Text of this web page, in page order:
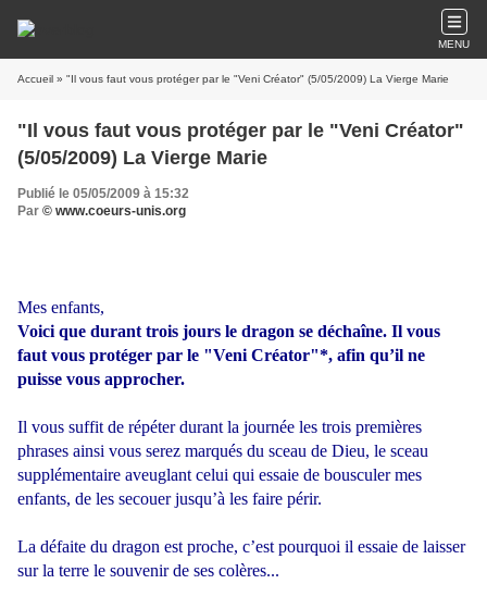
MENU
Accueil » "Il vous faut vous protéger par le "Veni Créator" (5/05/2009) La Vierge Marie
"Il vous faut vous protéger par le "Veni Créator"
(5/05/2009) La Vierge Marie
Publié le 05/05/2009 à 15:32
Par © www.coeurs-unis.org
Mes enfants,
Voici que durant trois jours le dragon se déchaîne. Il vous
faut vous protéger par le "Veni Créator"*, afin qu’il ne
puisse vous approcher.
Il vous suffit de répéter durant la journée les trois premières
phrases ainsi vous serez marqués du sceau de Dieu, le sceau
supplémentaire aveuglant celui qui essaie de bousculer mes
enfants, de les secouer jusqu’à les faire périr.
La défaite du dragon est proche, c’est pourquoi il essaie de laisser
sur la terre le souvenir de ses colères...